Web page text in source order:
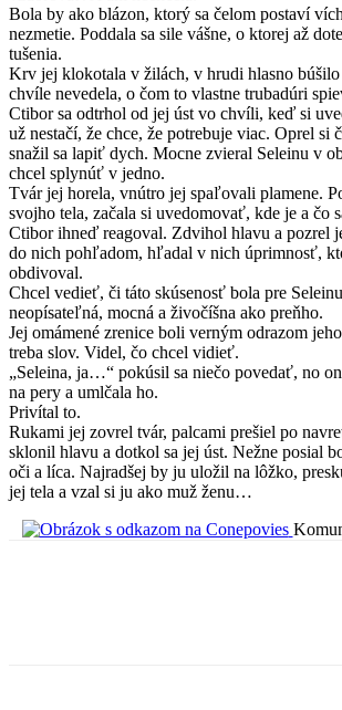
Bola by ako blázon, ktorý sa čelom postaví
nezmetie. Poddala sa sile vášne, o ktorej až
tušenia.
Krv jej klokotala v žilách, v hrudi hlasno
chvíle nevedela, o čom to vlastne trubadúri
Ctibor sa odtrhol od jej úst vo chvíli, keď si
už nestačí, že chce, že potrebuje viac. Oprel si
snažil sa lapiť dych. Mocne zvieral Seleinu v
chcel splynúť v jedno.
Tvár jej horela, vnútro jej spaľovali plamene.
svojho tela, začala si uvedomovať, kde je a čo
Ctibor ihneď reagoval. Zdvihol hlavu a pozrel
do nich pohľadom, hľadal v nich úprimnosť,
obdivoval.
Chcel vedieť, či táto skúsenosť bola pre
neopísateľná, mocná a živočíšna ako preňho.
Jej omámené zrenice boli verným odrazom
treba slov. Videl, čo chcel vidieť.
„Seleina, ja…“ pokúsil sa niečo povedať, no
na pery a umlčala ho.
Privítal to.
Rukami jej zovrel tvár, palcami prešiel po
sklonil hlavu a dotkol sa jej úst. Nežne posial
oči a líca. Najradšej by ju uložil na lôžko,
jej tela a vzal si ju ako muž ženu…